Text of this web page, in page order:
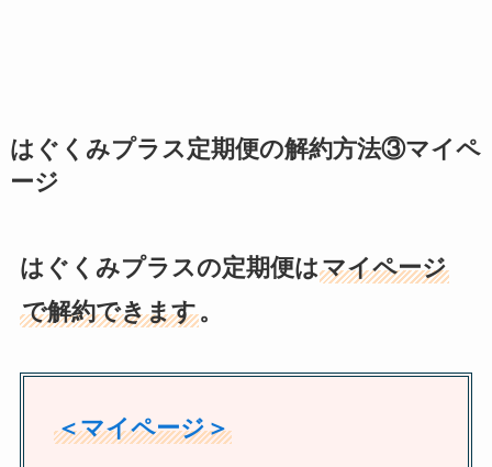
はぐくみプラス定期便の解約方法③マイペ
ージ
はぐくみプラスの定期便はマイページ
で解約できます。
＜マイページ＞